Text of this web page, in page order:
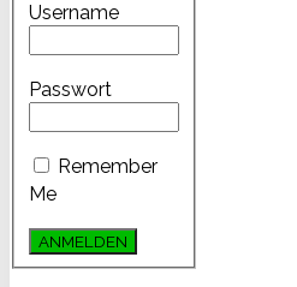
Username
Passwort
Me